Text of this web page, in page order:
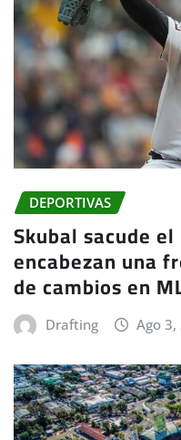
DEPORTIVAS
Skubal sacude
encabezan una
de cambios en
Drafting Ago 3,